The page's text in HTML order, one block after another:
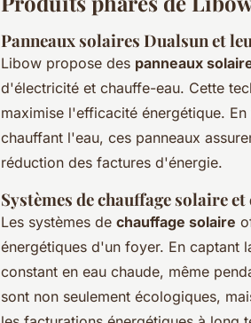
Panneaux solaires Dualsun et
Libow propose des panneaux
d'électricité et chauffe-eau. Cette
maximise l'efficacité énergétique.
chauffant l'eau, ces panneaux
réduction des factures d'énergie.
Systèmes de chauffage solaire
Les systèmes de chauffage solaire
énergétiques d'un foyer. En captant
constant en eau chaude, même
sont non seulement écologiques,